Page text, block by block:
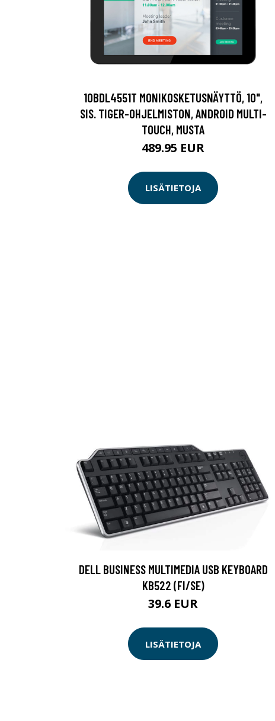
10BDL4551T MONIKOSKETUSNÄYTTÖ, 10",
SIS. TIGER-OHJELMISTON, ANDROID MULTI-
TOUCH, MUSTA
489.95 EUR
LISÄTIETOJA
DELL BUSINESS MULTIMEDIA USB KEYBOARD
KB522 (FI/SE)
39.6 EUR
LISÄTIETOJA